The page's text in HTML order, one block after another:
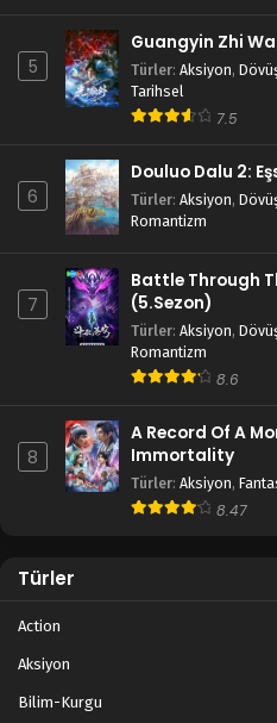
5
Guangyin Zhi
Türler: Aksiyon,
Tarihsel
7.5
6
Douluo Dalu 2:
Türler: Aksiyon,
Romantizm
7
Battle Through
(5.Sezon)
Türler: Aksiyon,
Romantizm
8.6
8
A Record Of A
Immortality
Türler: Aksiyon,
8.47
Türler
Action
Aksiyon
Bilim-Kurgu